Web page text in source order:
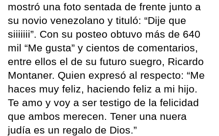
mostró una foto sentada de frente junto a
su novio venezolano y tituló: “Dije que
siiiiiii”. Con su posteo obtuvo más de 640
mil “Me gusta” y cientos de comentarios,
entre ellos el de su futuro suegro, Ricardo
Montaner. Quien expresó al respecto: “Me
haces muy feliz, haciendo feliz a mi hijo.
Te amo y voy a ser testigo de la felicidad
que ambos merecen. Tener una nuera
judía es un regalo de Dios.”